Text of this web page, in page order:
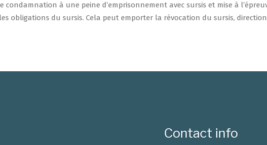
à une peine d’emprisonnement avec sursis et mise à
obligations du sursis. Cela peut emporter la révocation du sursis, direction
Contact info